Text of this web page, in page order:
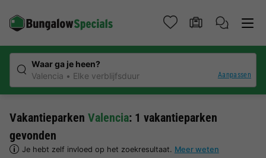
Waar ga je heen?
Valencia
Elke verblijfsduur Aanpassen
Vakantieparken Valencia: 1 vakantieparken
gevonden
Je hebt zelf invloed op het zoekresultaat. Meer weten